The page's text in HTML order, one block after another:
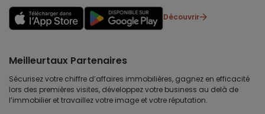
Découvrir
Meilleurtaux Partenaires
Sécurisez votre chiffre d’affaires immobilières, gagnez en efficacité
lors des premières visites, développez votre business au delà de
l’immobilier et travaillez votre image et votre réputation.